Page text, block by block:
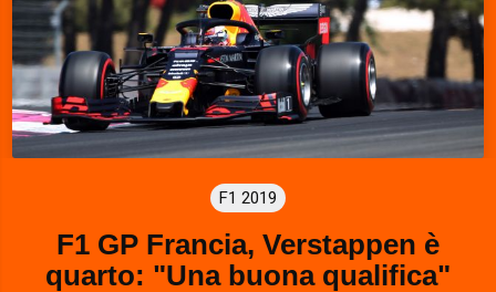
F1 2019
F1 GP Francia, Verstappen è
quarto: "Una buona qualifica"